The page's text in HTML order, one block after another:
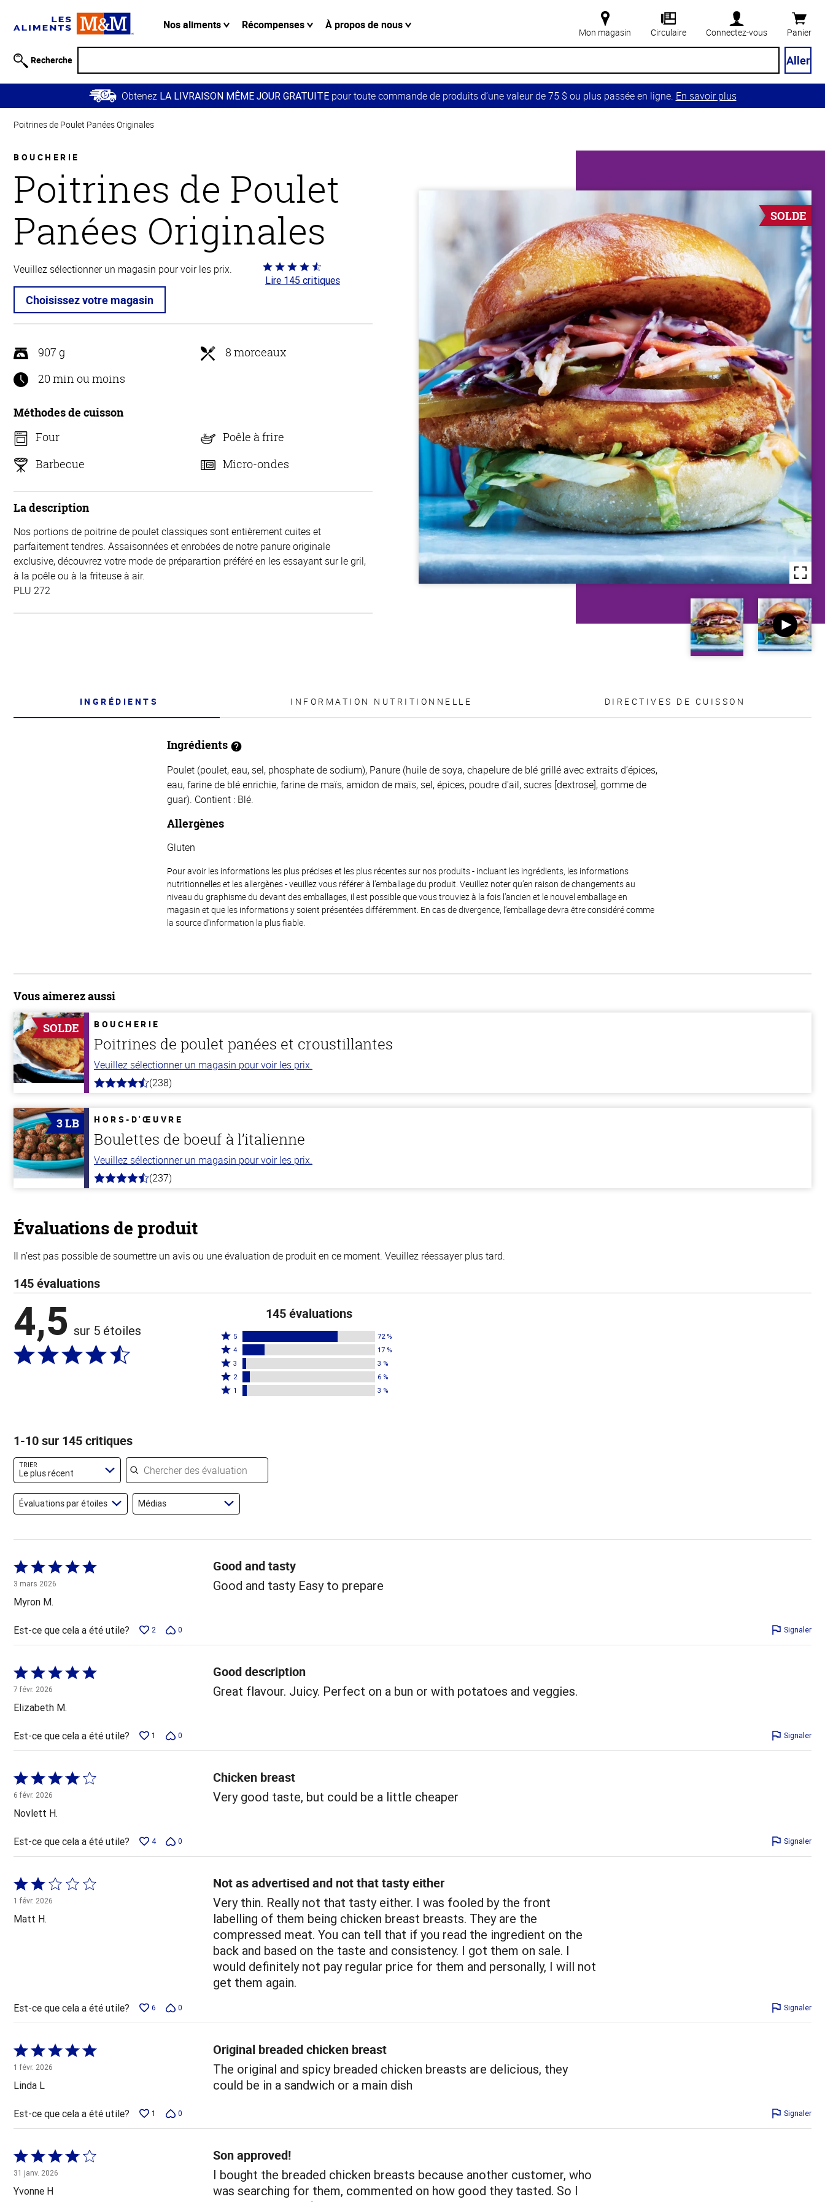
relative à
Passer
contenu
Retour à
principale
Nos aliments Récompenses À propos de nous
Mon magasin Circulaire Connectez-vous Panier
Recherche Aller
Obtenez LA LIVRAISON MÊME JOUR GRATUITEpour toute commande de produits d’une valeur de 75 $ ou plus passée en ligne. En savoir plus
Poitrines de Poulet Panées Originales
BOUCHERIE
Poitrines de Poulet
Panées Originales
SOLDE
Veuillez sélectionner un magasin pour voir les prix.
Choisissez votre magasin
Coté
4.5 sur
Lire 145 critiques
907 g
8 morceaux
20 min ou moins
Méthodes de cuisson
Four
Poêle à frire
Barbecue
Micro-ondes
La description
Nos portions de poitrine de poulet classiques sont entièrement cuites et
parfaitement tendres. Assaisonnées et enrobées de notre panure originale
exclusive, découvrez votre mode de préparartion préféré en les essayant sur le gril,
à la poêle ou à la friteuse à air.
PLU 272
INGRÉDIENTS INFORMATION NUTRITIONNELLE DIRECTIVES DE CUISSON
Ingrédients
Poulet (poulet, eau, sel, phosphate de sodium), Panure (huile de soya, chapelure de blé grillé avec extraits d’épices,
eau, farine de blé enrichie, farine de maïs, amidon de maïs, sel, épices, poudre d'ail, sucres [dextrose], gomme de
guar). Contient : Blé.
Allergènes
Gluten
Pour avoir les informations les plus précises et les plus récentes sur nos produits - incluant les ingrédients, les informations
nutritionnelles et les allergènes - veuillez vous référer à l’emballage du produit. Veuillez noter qu’en raison de changements au
niveau du graphisme du devant des emballages, il est possible que vous trouviez à la fois l’ancien et le nouvel emballage en
magasin et que les informations y soient présentées différemment. En cas de divergence, l’emballage devra être considéré comme
la source d'information la plus fiable.
Vous aimerez aussi
SOLDE BOUCHERIE
Poitrines de poulet panées et croustillantes
Veuillez sélectionner un magasin pour voir les prix.
4.4
5
stars
(238)
3 LB HORS-D'ŒUVRE
Boulettes de boeuf à l’italienne
Veuillez sélectionner un magasin pour voir les prix.
4.6
(237)
Évaluations de produit
Il n’est pas possible de soumettre un avis ou une évaluation de produit en ce moment. Veuillez réessayer plus tard.
145 évaluations
4,5 sur 5 étoiles
145 évaluations
Coté
5
étoiles
par
72 %
5 72 %
Coté
4
étoiles
par
4 17 %
Coté
3
étoiles
3 3 %
Coté
2
évaluateurs
2 6 %
Coté1 3 %
1-10 sur 145 critiques
TRIER
Le plus récent
Chercher des évaluations
Évaluations par étoiles Médias
Coté
5 sur
5
3 mars 2026
Myron M.
Good and tasty
Good and tasty Easy to prepare
Est-ce que cela a été utile? 2 0 Signaler
Coté
5 sur
5
7 févr. 2026
Elizabeth M.
Good description
Great flavour. Juicy. Perfect on a bun or with potatoes and veggies.
Est-ce que cela a été utile? 1 0 Signaler
Coté
4 sur
5
6 févr. 2026
Novlett H.
Chicken breast
Very good taste, but could be a little cheaper
Est-ce que cela a été utile? 4 0 Signaler
Coté
2 sur
5
1 févr. 2026
Matt H.
Not as advertised and not that tasty either
Very thin. Really not that tasty either. I was fooled by the front
labelling of them being chicken breast breasts. They are the
compressed meat. You can tell that if you read the ingredient on the
back and based on the taste and consistency. I got them on sale. I
would definitely not pay regular price for them and personally, I will not
get them again.
Est-ce que cela a été utile? 6 0 Signaler
Coté
5 sur
5
1 févr. 2026
Linda L
Original breaded chicken breast
The original and spicy breaded chicken breasts are delicious, they
could be in a sandwich or a main dish
Est-ce que cela a été utile? 1 0 Signaler
Coté
4 sur
5
31 janv. 2026
Yvonne H
Son approved!
I bought the breaded chicken breasts because another customer, who
was searching for them, commented on how good they tasted. So I